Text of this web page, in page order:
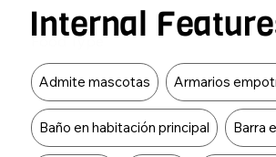
Internal
Food Type
Admite mascotas Armarios
Baño en habitación principal Barra